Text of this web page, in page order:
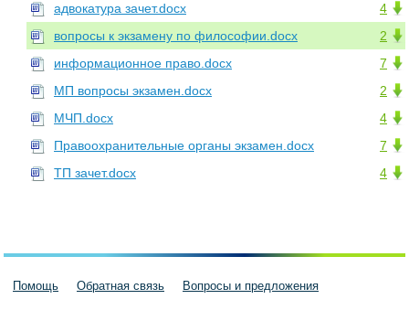
4
адвокатура зачет.docx
2
вопросы к экзамену по философии.docx
7
информационное право.docx
2
МП вопросы экзамен.docx
4
МЧП.docx
7
Правоохранительные органы экзамен.docx
4
ТП зачет.docx
Помощь Обратная связь Вопросы и предложения